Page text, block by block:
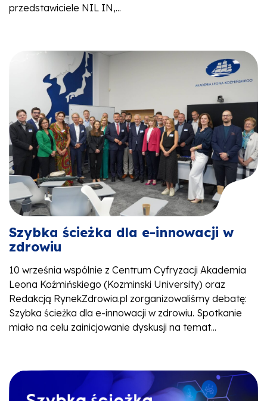
przedstawiciele NIL IN,...
Szybka ścieżka dla e-innowacji w
zdrowiu
10 września wspólnie z Centrum Cyfryzacji Akademia
Leona Koźmińskiego (Kozminski University) oraz
Redakcją RynekZdrowia.pl zorganizowaliśmy debatę:
Szybka ścieżka dla e-innowacji w zdrowiu. Spotkanie
miało na celu zainicjowanie dyskusji na temat...